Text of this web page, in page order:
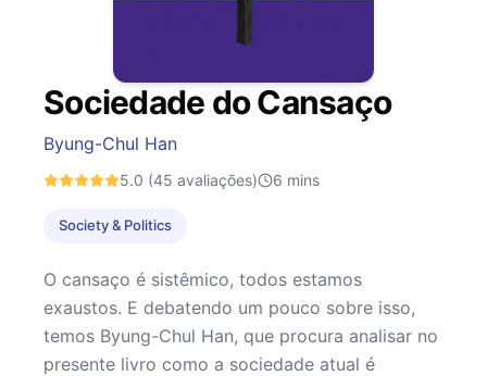
Sociedade do Cansaço
Byung-Chul Han
5.0 (45 avaliações) 6 mins
Society & Politics
O cansaço é sistêmico, todos estamos
exaustos. E debatendo um pouco sobre isso,
temos Byung-Chul Han, que procura analisar no
presente livro como a sociedade atual é